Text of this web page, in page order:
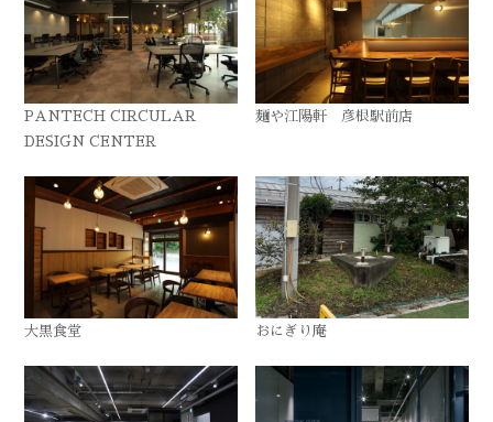
PANTECH CIRCULAR
DESIGN CENTER
麺や江陽軒 彦根駅前店
大黒食堂 おにぎり庵